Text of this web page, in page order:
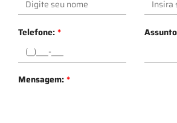
Telefone:*
Mensagem:*